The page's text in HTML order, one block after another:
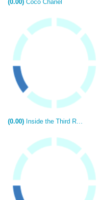
(0.00) Coco Chanel
(0.00) Inside the Third Reich (TV)